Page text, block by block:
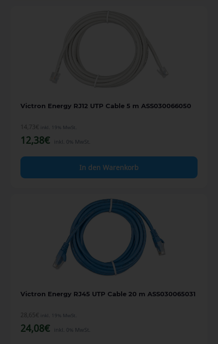
Victron Energy RJ12 UTP Cable 5 m ASS030066050
14,73€ inkl. 19% MwSt.
12,38€ inkl. 0% MwSt.
In den Warenkorb
Victron Energy RJ45 UTP Cable 20 m ASS030065031
28,65€ inkl. 19% MwSt.
24,08€ inkl. 0% MwSt.